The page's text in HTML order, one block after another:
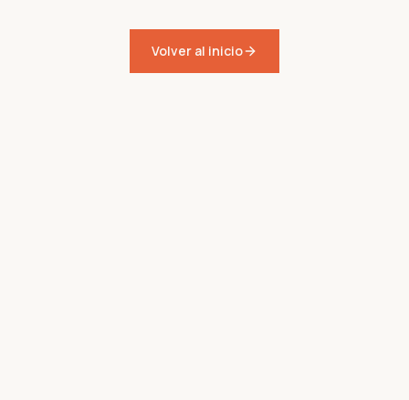
Volver al inicio